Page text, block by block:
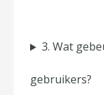
3. Wat
gebruikers?